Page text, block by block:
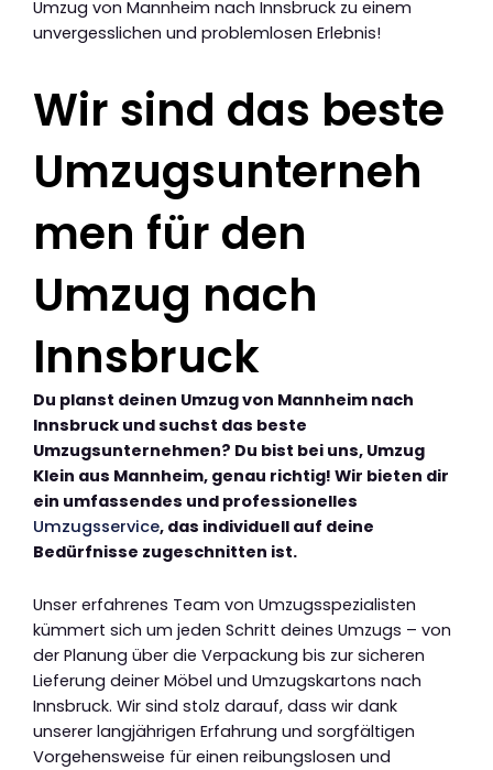
Umzug von Mannheim nach Innsbruck zu einem
unvergesslichen und problemlosen Erlebnis!
Wir sind das beste
Umzugsunterneh
men für den
Umzug nach
Innsbruck
Du planst deinen Umzug von Mannheim nach
Innsbruck und suchst das beste
Umzugsunternehmen? Du bist bei uns, Umzug
Klein aus Mannheim, genau richtig! Wir bieten dir
ein umfassendes und professionelles
Umzugsservice, das individuell auf deine
Bedürfnisse zugeschnitten ist.
Unser erfahrenes Team von Umzugsspezialisten
kümmert sich um jeden Schritt deines Umzugs – von
der Planung über die Verpackung bis zur sicheren
Lieferung deiner Möbel und Umzugskartons nach
Innsbruck. Wir sind stolz darauf, dass wir dank
unserer langjährigen Erfahrung und sorgfältigen
Vorgehensweise für einen reibungslosen und